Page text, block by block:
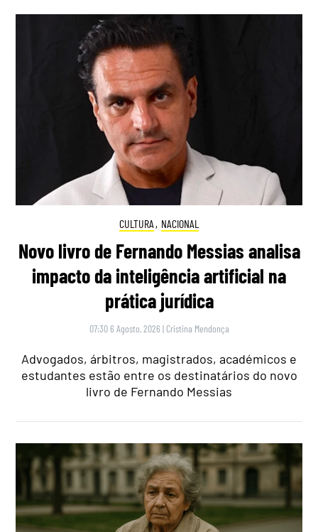
CULTURA , NACIONAL
Novo livro de Fernando Messias analisa
impacto da inteligência artificial na
prática jurídica
07:30 6 Agosto, 2026 | Cristina Mendonça
Advogados, árbitros, magistrados, académicos e
estudantes estão entre os destinatários do novo
livro de Fernando Messias